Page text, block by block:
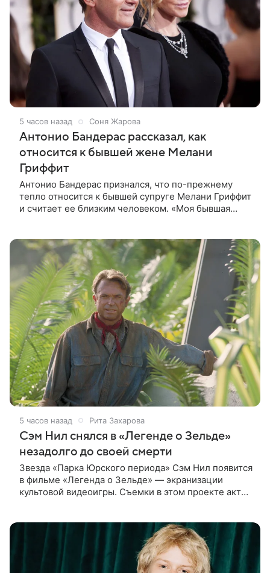
5 часов назад Соня Жарова
Антонио Бандерас рассказал, как
относится к бывшей жене Мелани
Гриффит
Антонио Бандерас признался, что по-прежнему
тепло относится к бывшей супруге Мелани Гриффит
и считает ее близким человеком. «Моя бывшая
5 часов назад Рита Захарова
Сэм Нил снялся в «Легенде о Зельде»
незадолго до своей смерти
Звезда «Парка Юрского периода» Сэм Нил появится
в фильме «Легенда о Зельде» — экранизации
культовой видеоигры. Съемки в этом проекте актер